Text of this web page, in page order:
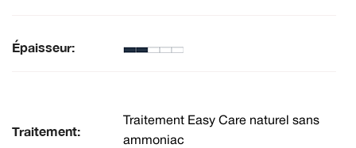
Épaisseur:
Traitement:
Traitement Easy Care naturel sans
ammoniac